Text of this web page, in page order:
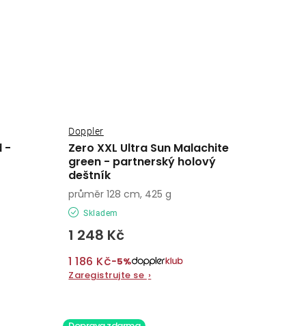
-
Zero XXL Ultra Sun Malachite
green - partnerský holový
deštník
Doppler
Skladem
1 248 Kč
1 186 Kč−5%
Zaregistrujte se ›
průměr 128 cm, 425 g